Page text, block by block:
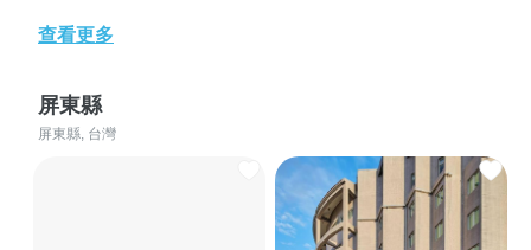
查看更多
屏東縣
屏東縣, 台灣